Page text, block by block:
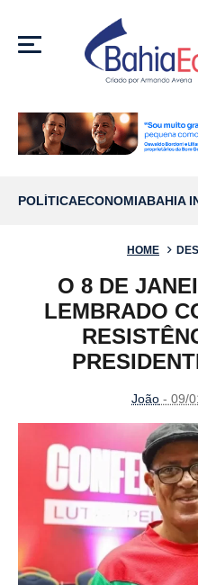
MENU
POLÍTICAECONOMIABAHIA
HOME
O 8 DE
LEMBRADO
João - 09/